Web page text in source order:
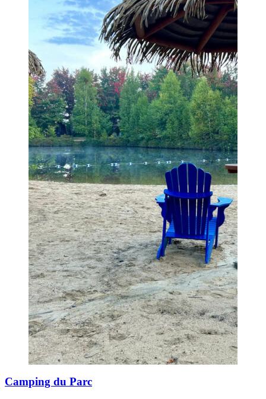
Camping du Parc